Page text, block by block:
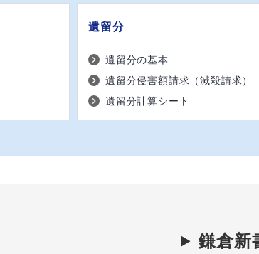
遺留分
遺留分の基本
遺留分侵害額請求（減殺請求）
遺留分計算シート
鎌倉新